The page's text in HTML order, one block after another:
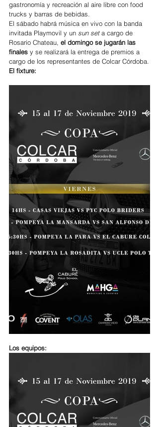
gastronomía y recreación al aire libre con food
trucks y barras de bebidas.
El sábado habrá música en vivo con la banda
invitada Playmovil y un sun set a cargo de
Rosario Chateau, el domingo se jugarán las
finales y se realizará la entrega de premios a
cargo de los representantes de Colcar Córdoba.
El fixture:
Los equipos: